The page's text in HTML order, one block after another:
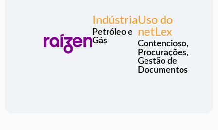
Indústria
Petróleo e
Gás
Uso do
netLex
Contencioso,
Procurações,
Gestão de
Documentos